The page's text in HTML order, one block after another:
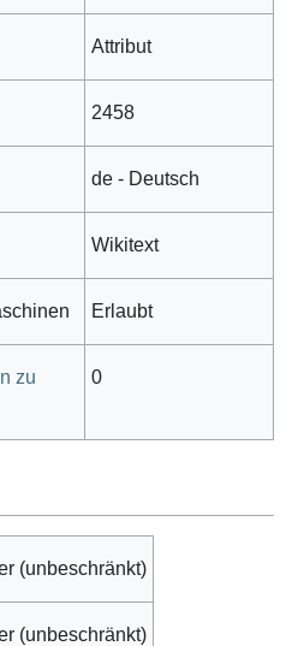
Attribut
2458
de - Deutsch
Wikitext
Erlaubt
zu
0
(unbeschränkt)
(unbeschränkt)